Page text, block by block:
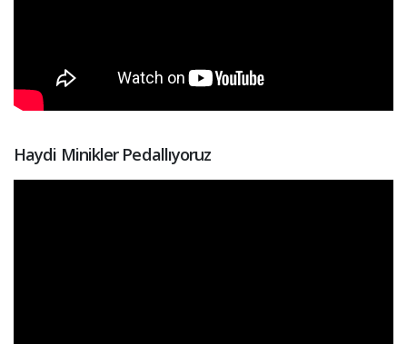
Haydi Minikler Pedallıyoruz